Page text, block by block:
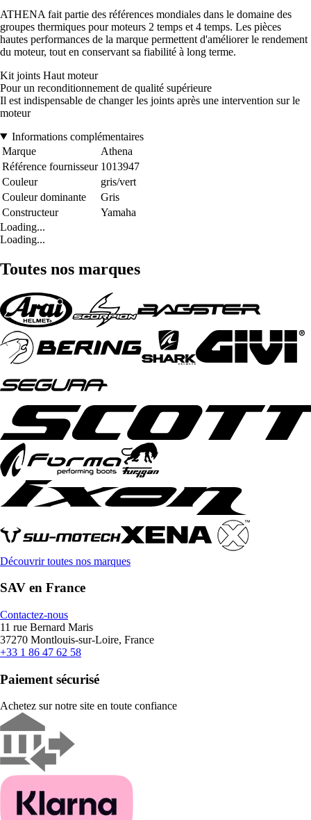
ATHENA fait partie des références mondiales dans le domaine des
groupes thermiques pour moteurs 2 temps et 4 temps. Les pièces
hautes performances de la marque permettent d'améliorer le rendement
du moteur, tout en conservant sa fiabilité à long terme.
Kit joints Haut moteur
Pour un reconditionnement de qualité supérieure
Il est indispensable de changer les joints après une intervention sur le
moteur
Informations complémentaires
Marque
Athena
Référence fournisseur 1013947
Couleur
gris/vert
Couleur dominante
Gris
Constructeur
Yamaha
Loading...
Loading...
Toutes nos marques
Découvrir toutes nos marques
SAV en France
Contactez-nous
11 rue Bernard Maris
37270 Montlouis-sur-Loire, France
+33 1 86 47 62 58
Paiement sécurisé
Achetez sur notre site en toute confiance